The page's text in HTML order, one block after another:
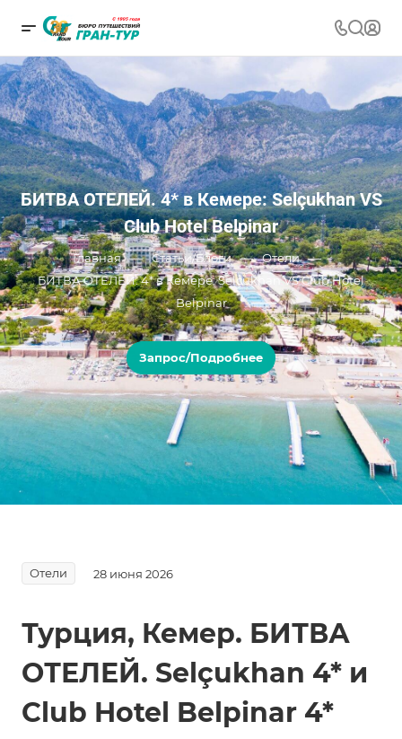
БИТВА ОТЕЛЕЙ. 4* в Кемере: Selçukhan VS
Club Hotel Belpinar
Главная — Статьи/Блоги — Отели —
БИТВА ОТЕЛЕЙ. 4* в Кемере: Selçukhan VS Club Hotel
Belpinar
Запрос/Подробнее
Отели 28 июня 2026
Турция, Кемер. БИТВА
ОТЕЛЕЙ. Selçukhan 4* и
Club Hotel Belpinar 4*